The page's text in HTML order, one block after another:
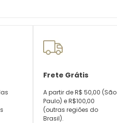
Frete Grátis
A partir de R$ 50,00 (São
Paulo) e R$100,00
(outras regiões do
Brasil).